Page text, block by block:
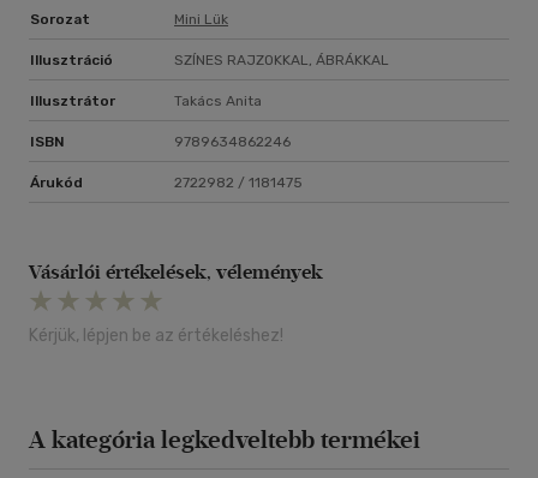
Sorozat Mini Lük
Illusztráció SZÍNES RAJZOKKAL, ÁBRÁKKAL
Illusztrátor Takács Anita
ISBN 9789634862246
Árukód 2722982 / 1181475
Vásárlói értékelések, vélemények
Kérjük, lépjen be az értékeléshez!
A kategória legkedveltebb termékei